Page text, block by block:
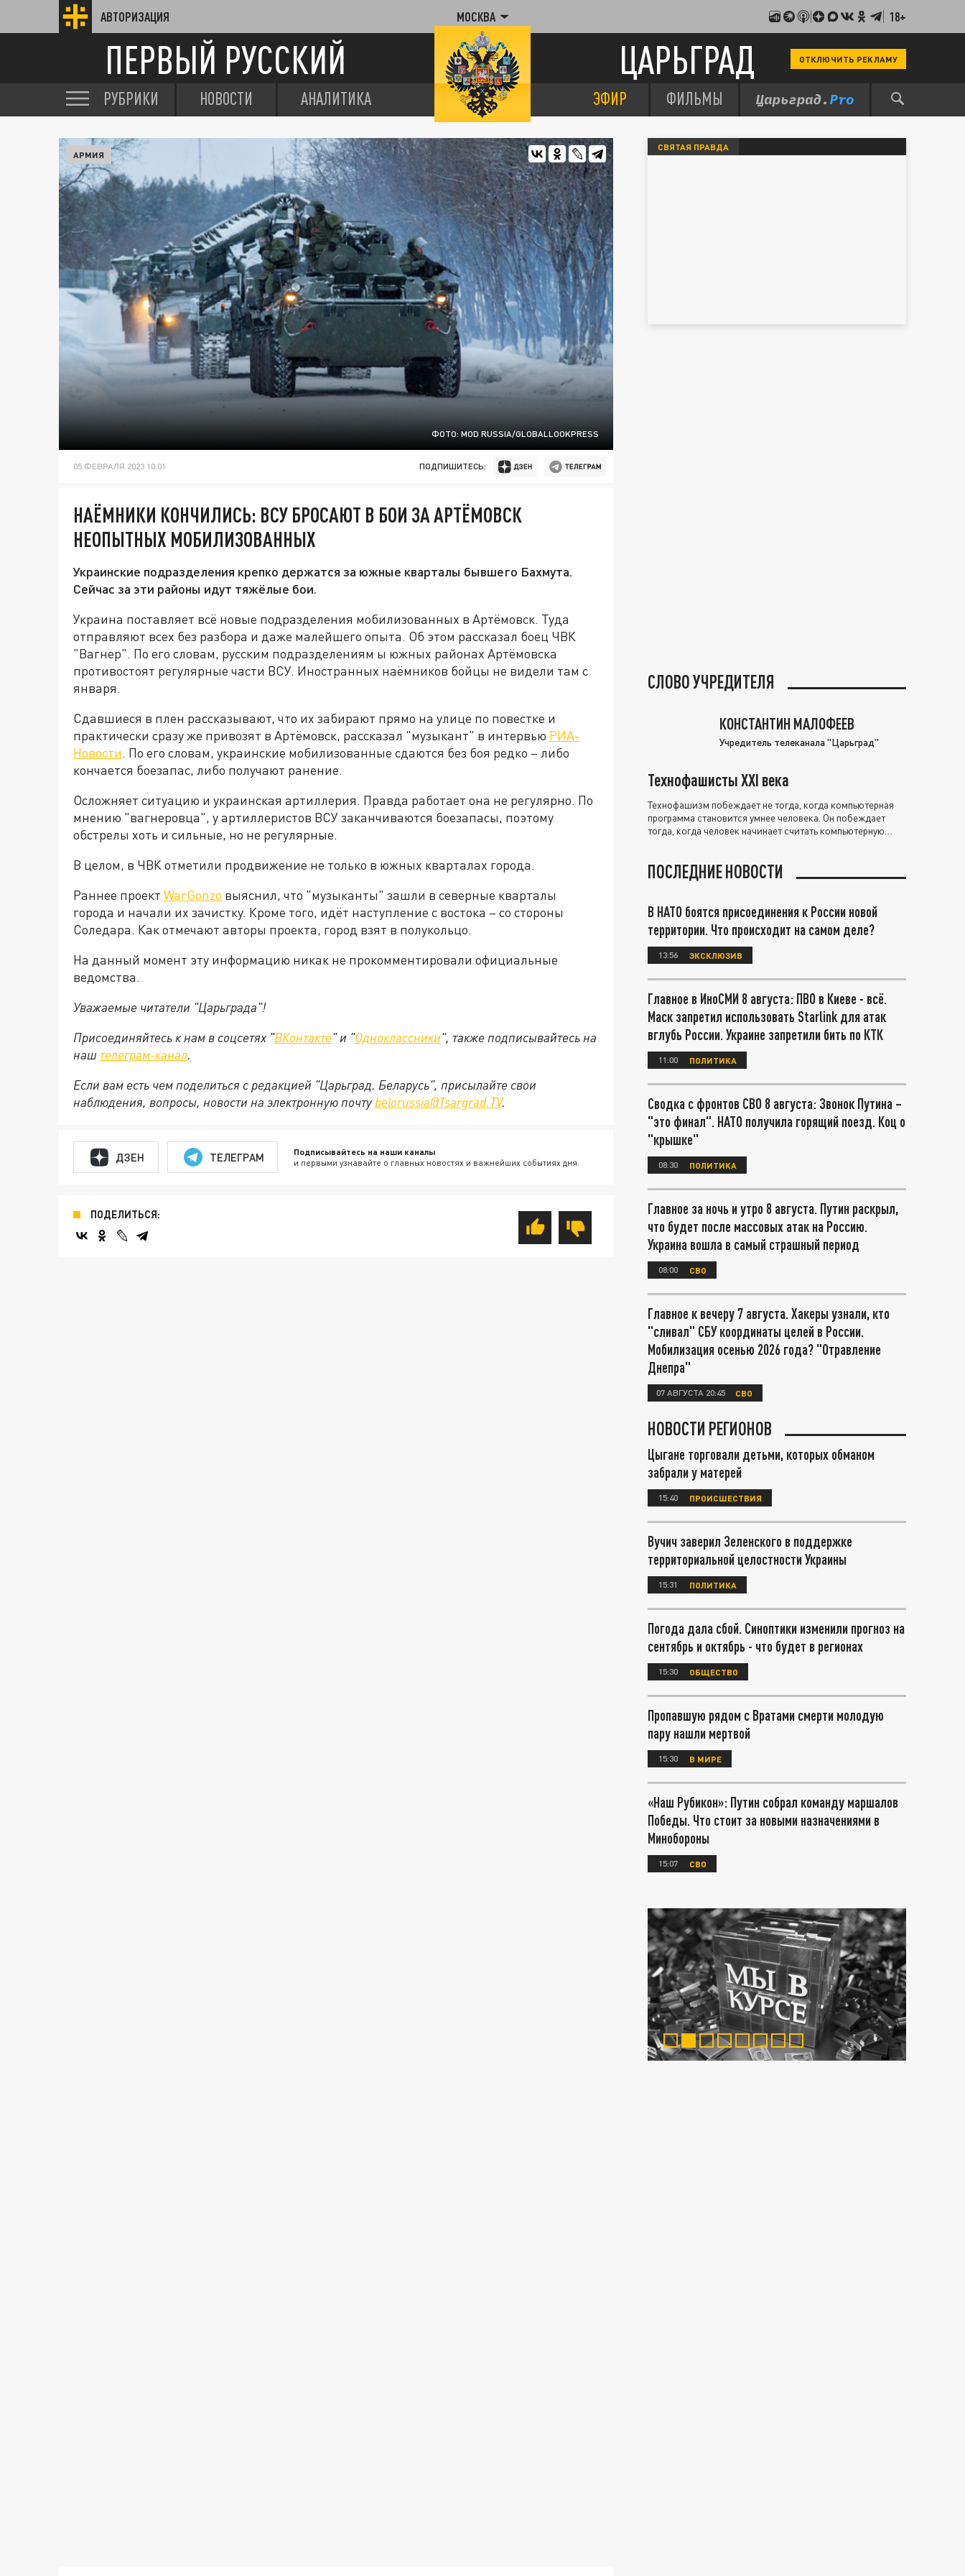
АВТОРИЗАЦИЯ МОСКВА 18+
ПЕРВЫЙ РУССКИЙ ЦАРЬГРАД ОТКЛЮЧИТЬ РЕКЛАМУ
РУБРИКИ НОВОСТИ АНАЛИТИКА ЭФИР ФИЛЬМЫ
ФОТО: MOD RUSSIA/GLOBALLOOKPRESS
АРМИЯ
05 ФЕВРАЛЯ 2023 10:01 ПОДПИШИТЕСЬ:
НАЁМНИКИ КОНЧИЛИСЬ: ВСУ БРОСАЮТ В БОИ ЗА АРТЁМОВСК
НЕОПЫТНЫХ МОБИЛИЗОВАННЫХ
Украинские подразделения крепко держатся за южные кварталы бывшего Бахмута.
Сейчас за эти районы идут тяжёлые бои.
Украина поставляет всё новые подразделения мобилизованных в Артёмовск. Туда
отправляют всех без разбора и даже малейшего опыта. Об этом рассказал боец ЧВК
"Вагнер". По его словам, русским подразделениям ы южных районах Артёмовска
противостоят регулярные части ВСУ. Иностранных наёмников бойцы не видели там с
января.
Сдавшиеся в плен рассказывают, что их забирают прямо на улице по повестке и
практически сразу же привозят в Артёмовск, рассказал "музыкант" в интервью РИА-
Новости. По его словам, украинские мобилизованные сдаются без боя редко – либо
кончается боезапас, либо получают ранение.
Осложняет ситуацию и украинская артиллерия. Правда работает она не регулярно. По
мнению "вагнеровца", у артиллеристов ВСУ заканчиваются боезапасы, поэтому
обстрелы хоть и сильные, но не регулярные.
В целом, в ЧВК отметили продвижение не только в южных кварталах города.
Раннее проект WarGonzo выяснил, что "музыканты" зашли в северные кварталы
города и начали их зачистку. Кроме того, идёт наступление с востока – со стороны
Соледара. Как отмечают авторы проекта, город взят в полукольцо.
На данный момент эту информацию никак не прокомментировали официальные
ведомства.
Уважаемые читатели "Царьграда"!
Присоединяйтесь к нам в соцсетях "ВКонтакте" и "Одноклассники", также подписывайтесь на
наш телеграм-канал.
Если вам есть чем поделиться с редакцией "Царьград. Беларусь", присылайте свои
наблюдения, вопросы, новости на электронную почту belorussia@Tsargrad.TV.
ДЗЕН ТЕЛЕГРАМ Подписывайтесь на наши каналы
и первыми узнавайте о главных новостях и важнейших событиях дня.
ПОДЕЛИТЬСЯ:
СВЯТАЯ ПРАВДА
СЛОВО УЧРЕДИТЕЛЯ
КОНСТАНТИН МАЛОФЕЕВ
Учредитель телеканала "Царьград"
Технофашисты XXI века
Технофашизм побеждает не тогда, когда компьютерная
программа становится умнее человека. Он побеждает
тогда, когда человек начинает считать компьютерную
ПОСЛЕДНИЕ НОВОСТИ
В НАТО боятся присоединения к России новой
территории. Что происходит на самом деле?
13:56 ЭКСКЛЮЗИВ
Главное в ИноСМИ 8 августа: ПВО в Киеве - всё.
Маск запретил использовать Starlink для атак
вглубь России. Украине запретили бить по КТК
11:00 ПОЛИТИКА
Сводка с фронтов СВО 8 августа: Звонок Путина –
"это финал". НАТО получила горящий поезд. Коц о
"крышке"
08:30 ПОЛИТИКА
Главное за ночь и утро 8 августа. Путин раскрыл,
что будет после массовых атак на Россию.
Украина вошла в самый страшный период
08:00 СВО
Главное к вечеру 7 августа. Хакеры узнали, кто
"сливал" СБУ координаты целей в России.
Мобилизация осенью 2026 года? "Отравление
Днепра"
07 АВГУСТА 20:45 СВО
НОВОСТИ РЕГИОНОВ
Цыгане торговали детьми, которых обманом
забрали у матерей
15:40 ПРОИСШЕСТВИЯ
Вучич заверил Зеленского в поддержке
территориальной целостности Украины
15:31 ПОЛИТИКА
Погода дала сбой. Синоптики изменили прогноз на
сентябрь и октябрь - что будет в регионах
15:30 ОБЩЕСТВО
Пропавшую рядом с Вратами смерти молодую
пару нашли мертвой
15:30 В МИРЕ
«Наш Рубикон»: Путин собрал команду маршалов
Победы. Что стоит за новыми назначениями в
Минобороны
15:07 СВО